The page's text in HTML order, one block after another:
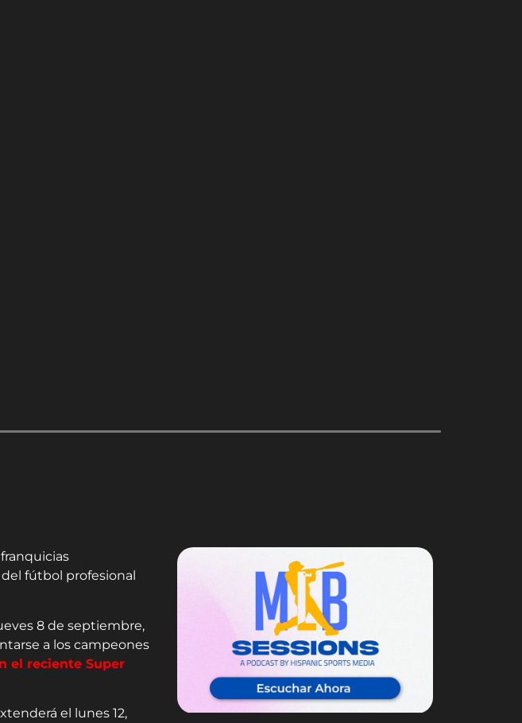
fútbol profesional
8 de septiembre,
a los campeones
el reciente Super
el lunes 12,